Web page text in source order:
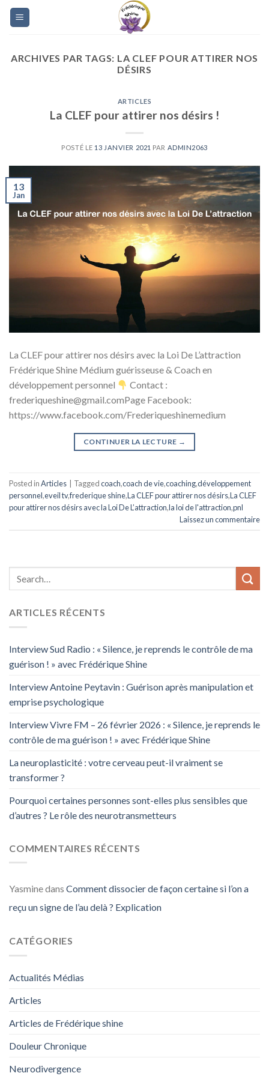
Skip
ARCHIVES PAR TAGS: LA CLEF POUR ATTIRER NOS
DÉSIRS
ARTICLES
La CLEF pour attirer nos désirs !
POSTÉ LE 13 JANVIER 2021 PAR ADMIN2063
13
Jan
La CLEF pour attirer nos désirs avec la Loi De L’attraction
Frédérique Shine Médium guérisseuse & Coach en
développement personnel
Contact :
frederiqueshine@gmail.comPage Facebook:
https://www.facebook.com/Frederiqueshinemedium
CONTINUER LA LECTURE →
Posted inArticles Taggedcoach,coach de vie,coaching,développement
personnel,eveil tv,frederique shine,La CLEF pour attirer nos désirs,La CLEF
pour attirer nos désirs avec la Loi De L’attraction,la loi de l'attraction,pnl
Laissez un commentaire
ARTICLES RÉCENTS
Interview Sud Radio : « Silence, je reprends le contrôle de ma
guérison ! » avec Frédérique Shine
Interview Antoine Peytavin : Guérison après manipulation et
emprise psychologique
Interview Vivre FM – 26 février 2026 : « Silence, je reprends le
contrôle de ma guérison ! » avec Frédérique Shine
La neuroplasticité : votre cerveau peut-il vraiment se
transformer ?
Pourquoi certaines personnes sont-elles plus sensibles que
d’autres ? Le rôle des neurotransmetteurs
COMMENTAIRES RÉCENTS
Yasminedans Comment dissocier de façon certaine si l’on a
reçu un signe de l’au delà ? Explication
CATÉGORIES
Actualités Médias
Articles
Articles de Frédérique shine
Douleur Chronique
Neurodivergence